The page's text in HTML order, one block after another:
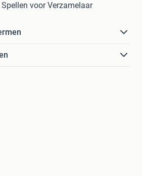
voor Verzamelaar